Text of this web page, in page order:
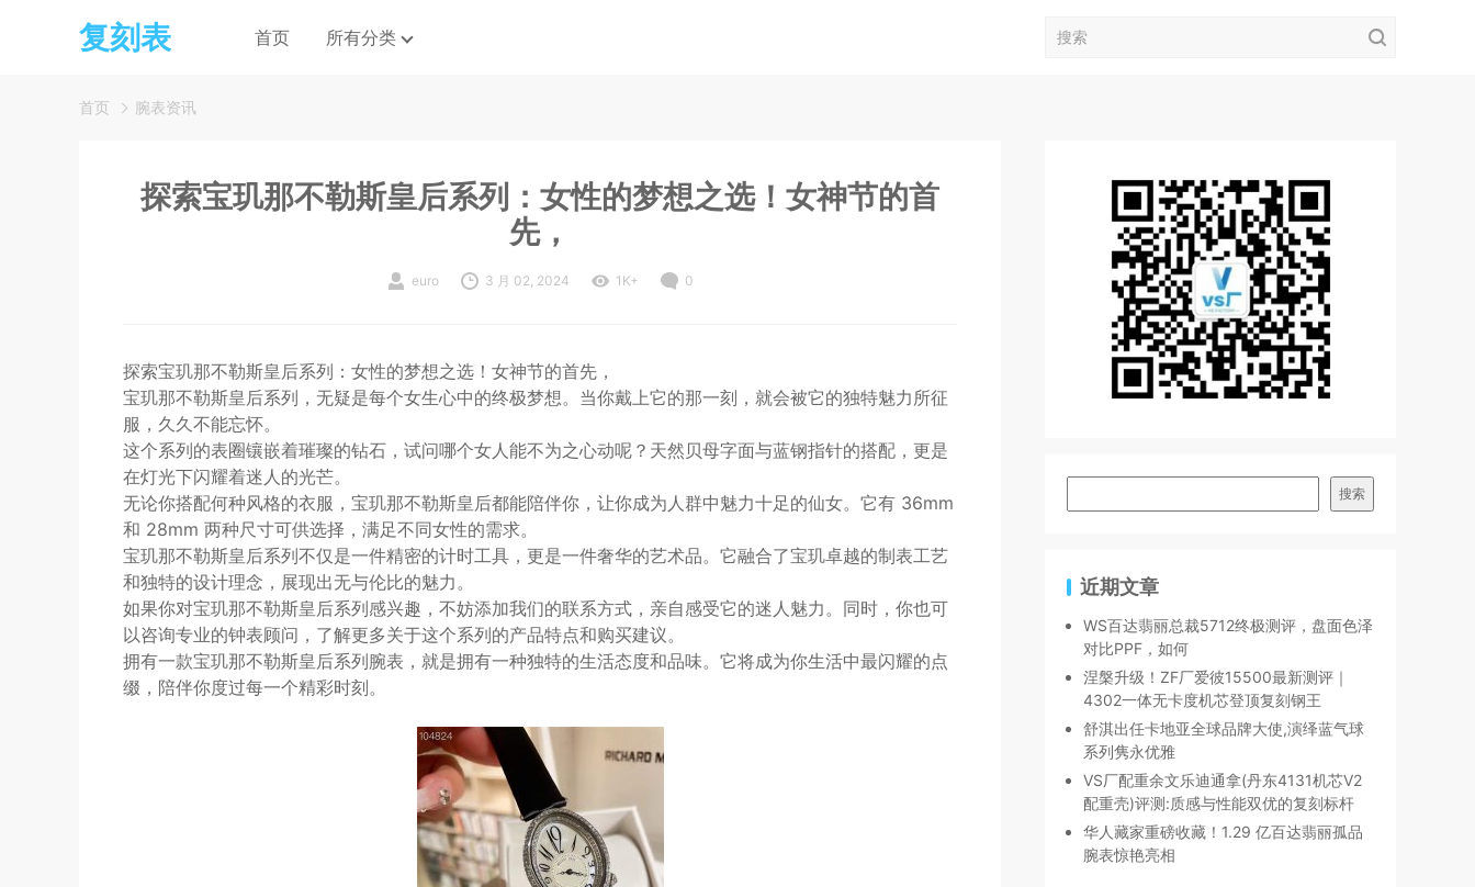
复刻表 首页 所有分类
首页 腕表资讯
探索宝玑那不勒斯皇后系列：女性的梦想之选！女神节的首
先，
euro 3 月 02, 2024 1K+ 0
探索宝玑那不勒斯皇后系列：女性的梦想之选！女神节的首先，
宝玑那不勒斯皇后系列，无疑是每个女生心中的终极梦想。当你戴上它的那一刻，就会被它的独特魅力所征
服，久久不能忘怀。
这个系列的表圈镶嵌着璀璨的钻石，试问哪个女人能不为之心动呢？天然贝母字面与蓝钢指针的搭配，更是
在灯光下闪耀着迷人的光芒。
无论你搭配何种风格的衣服，宝玑那不勒斯皇后都能陪伴你，让你成为人群中魅力十足的仙女。它有 36mm
和 28mm 两种尺寸可供选择，满足不同女性的需求。
宝玑那不勒斯皇后系列不仅是一件精密的计时工具，更是一件奢华的艺术品。它融合了宝玑卓越的制表工艺
和独特的设计理念，展现出无与伦比的魅力。
如果你对宝玑那不勒斯皇后系列感兴趣，不妨添加我们的联系方式，亲自感受它的迷人魅力。同时，你也可
以咨询专业的钟表顾问，了解更多关于这个系列的产品特点和购买建议。
拥有一款宝玑那不勒斯皇后系列腕表，就是拥有一种独特的生活态度和品味。它将成为你生活中最闪耀的点
缀，陪伴你度过每一个精彩时刻。
搜索
近期文章
WS百达翡丽总裁5712终极测评，盘面色泽
对比PPF，如何
涅槃升级！ZF厂爱彼15500最新测评｜
4302一体无卡度机芯登顶复刻钢王
舒淇出任卡地亚全球品牌大使,演绎蓝气球
系列隽永优雅
VS厂配重余文乐迪通拿(丹东4131机芯V2
配重壳)评测:质感与性能双优的复刻标杆
华人藏家重磅收藏！1.29 亿百达翡丽孤品
腕表惊艳亮相